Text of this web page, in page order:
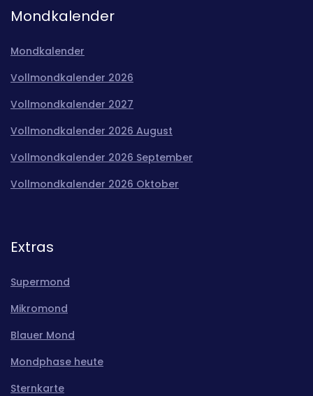
Mondkalender
Mondkalender
Vollmondkalender 2026
Vollmondkalender 2027
Vollmondkalender 2026 August
Vollmondkalender 2026 September
Vollmondkalender 2026 Oktober
Extras
Supermond
Mikromond
Blauer Mond
Mondphase heute
Sternkarte